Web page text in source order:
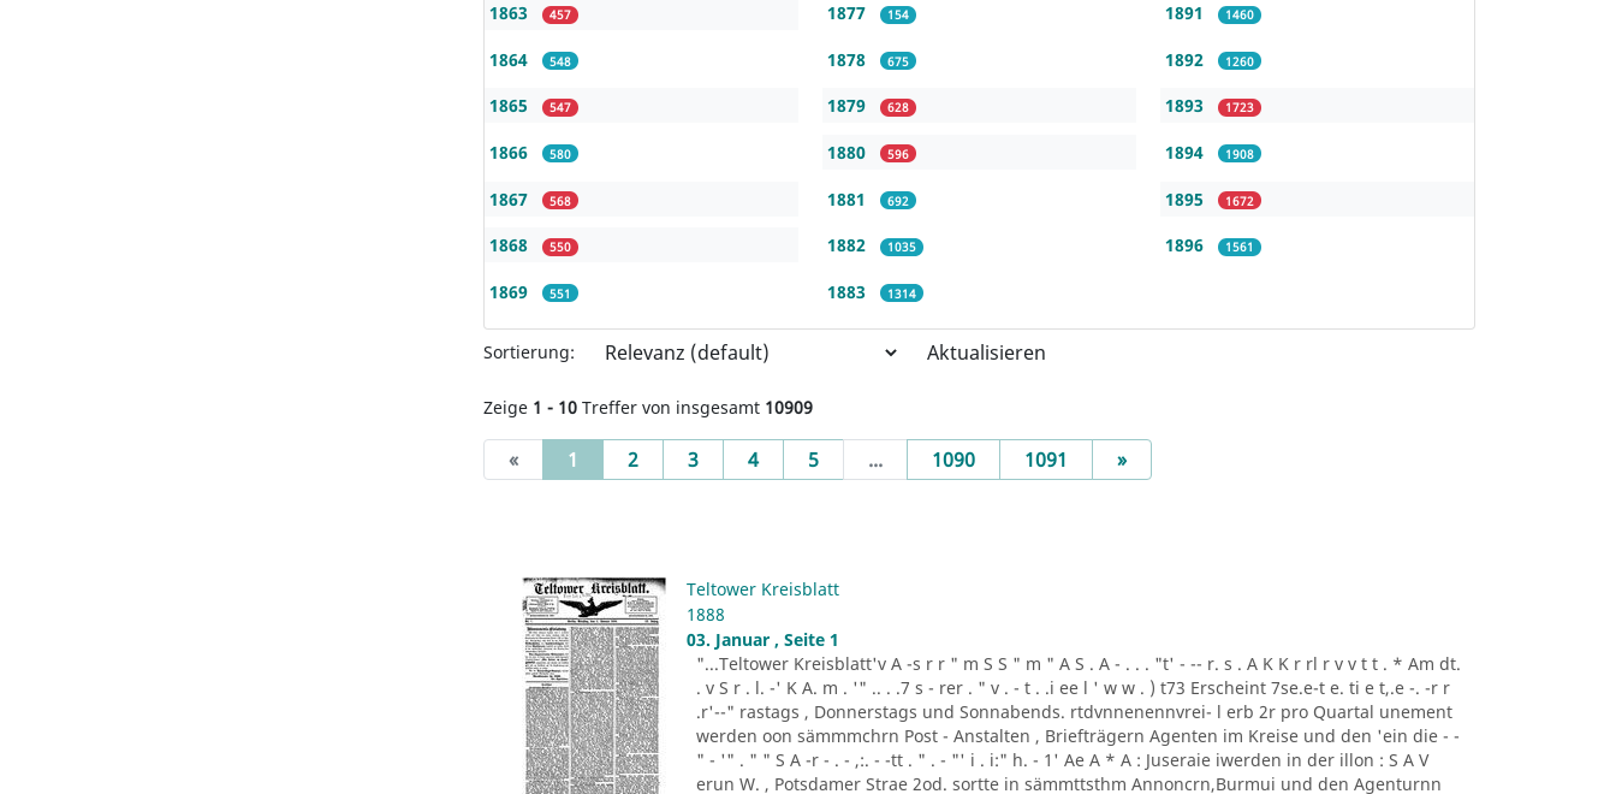
1863 457
1864 548
1865 547
1866 580
1867 568
1868 550
1869 551
1877 154
1878 675
1879 628
1880 596
1881 692
1882 1035
1883 1314
1891 1460
1892 1260
1893 1723
1894 1908
1895 1672
1896 1561
Sortierung: Aktualisieren
Zeige 1 - 10 Treffer von insgesamt 10909
« 1 (current)
2 3 4 5 ... 1090 1091 »Next
Teltower Kreisblatt
1888
03. Januar , Seite 1
"...Teltower Kreisblatt'v A -s r r " m S S " m " A S . A - . . . "t' - -- r. s . A K K r rl r v v t t . * Am dt.
. v S r . l. -' K A. m . '" .. . .7 s - rer . " v . - t . .i ee l ' w w . ) t73 Erscheint 7se.e-t e. ti e t,.e -. -r r
.r'--" rastags , Donnerstags und Sonnabends. rtdvnnenennvrei- l erb 2r pro Quartal unement
werden oon sämmmchrn Post - Anstalten , Briefträgern Agenten im Kreise und den 'ein die - -
" - '" . " " S A -r - . - ,:. - -tt . " . - "' i . i:" h. - 1' Ae A * A : Juseraie iwerden in der illon : S A V
erun W. , Potsdamer Strae 2od. sortte in sämmttsthm Annoncrn,Burmui und den Agenturnn